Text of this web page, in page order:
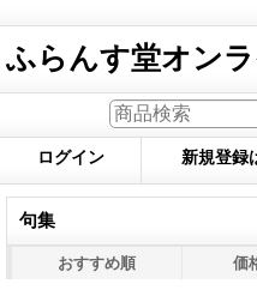
ふらんす堂オン
ログイン 新規登録
句集
おすすめ順 価